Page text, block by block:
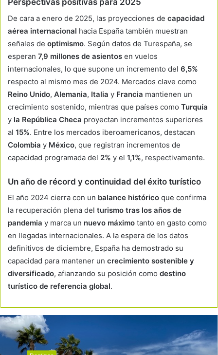
Perspectivas positivas para 2025
De cara a enero de 2025, las proyecciones de capacidad
aérea internacional hacia España también muestran
señales de optimismo. Según datos de Turespaña, se
esperan 7,9 millones de asientos en vuelos
internacionales, lo que supone un incremento del 6,5%
respecto al mismo mes de 2024. Mercados clave como
Reino Unido, Alemania, Italia y Francia mantienen un
crecimiento sostenido, mientras que países como Turquía
y la República Checa proyectan incrementos superiores
al 15%. Entre los mercados iberoamericanos, destacan
Colombia y México, que registran incrementos de
capacidad programada del 2% y el 1,1%, respectivamente.
Un año de récord y continuidad del éxito turístico
El año 2024 cierra con un balance histórico que confirma
la recuperación plena del turismo tras los años de
pandemia y marca un nuevo máximo tanto en gasto como
en llegadas internacionales. A la espera de los datos
definitivos de diciembre, España ha demostrado su
capacidad para mantener un crecimiento sostenible y
diversificado, afianzando su posición como destino
turístico de referencia global.